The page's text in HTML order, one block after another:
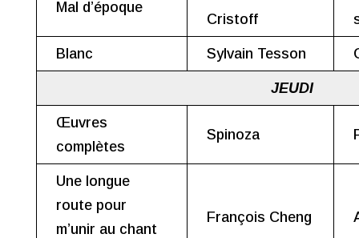
Mal d’époque
Cristoff
Blanc Sylvain Tesson
JEUDI
Œuvres
complètes
Spinoza
Une longue
route pour
m’unir au chant
François Cheng